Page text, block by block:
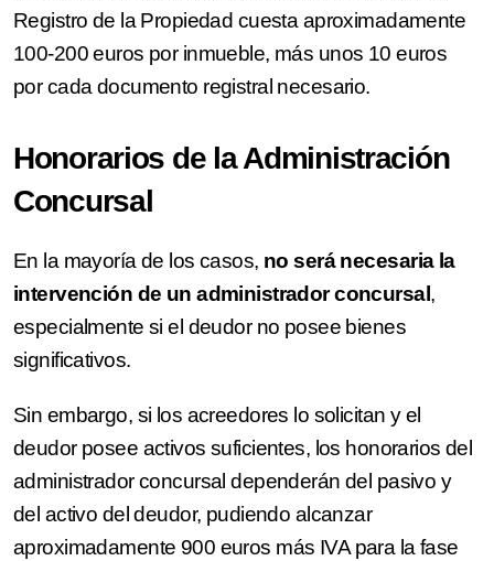
Registro de la Propiedad cuesta aproximadamente
100-200 euros por inmueble, más unos 10 euros
por cada documento registral necesario.
Honorarios de la Administración
Concursal
En la mayoría de los casos, no será necesaria la
intervención de un administrador concursal ,
especialmente si el deudor no posee bienes
significativos.
Sin embargo, si los acreedores lo solicitan y el
deudor posee activos suficientes, los honorarios del
administrador concursal dependerán del pasivo y
del activo del deudor, pudiendo alcanzar
aproximadamente 900 euros más IVA para la fase